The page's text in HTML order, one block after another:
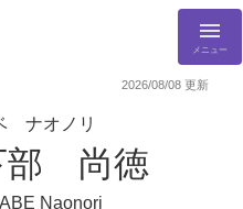
メニュー
2026/08/08 更新
ナオノリ
部 尚徳
Naonori